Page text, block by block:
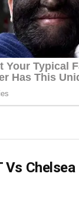
Vs Chelsea